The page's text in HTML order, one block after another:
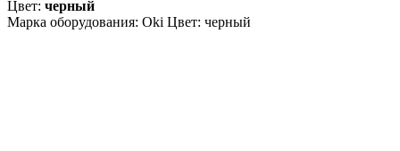
Цвет: черный
Марка оборудования: Oki Цвет: черный